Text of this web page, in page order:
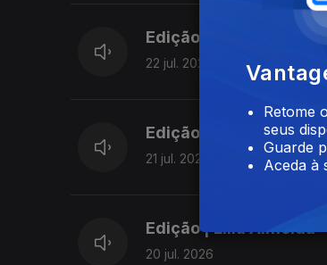
Edição | Margarida
22 jul. 2026
Edição | Margarida
21 jul. 2026
Edição | Lília Almeida
20 jul. 2026
Retome
seus
Guarde
Aceda à